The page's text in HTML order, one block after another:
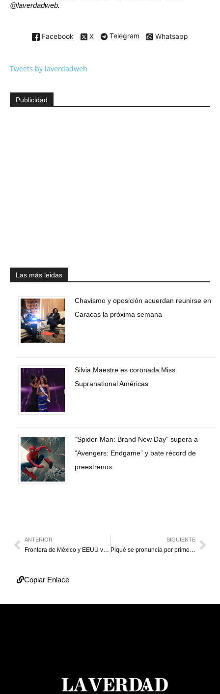
@laverdadweb.
Facebook X Telegram Whatsapp
Tweets by laverdadweb
Publicidad
Las más leidas
Chavismo y oposición acuerdan reunirse en
Caracas la próxima semana
Silvia Maestre es coronada Miss
Supranational Américas
“Spider-Man: Brand New Day” supera a
“Avengers: Endgame” y bate récord de
preestrenos
ANTERIOR SIGUIENTE
Copiar Enlace